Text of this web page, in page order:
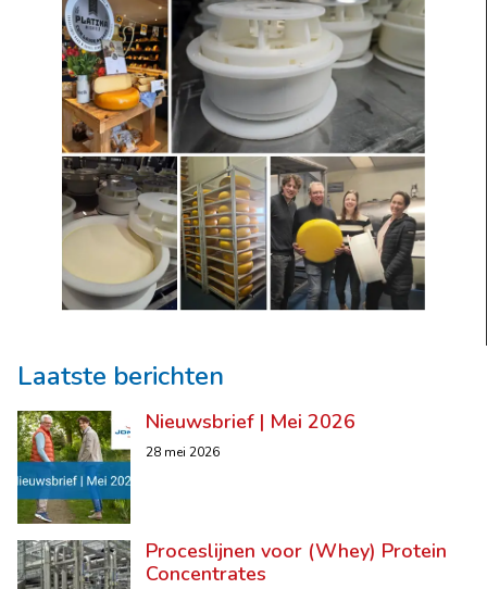
Laatste berichten
Nieuwsbrief | Mei 2026
28 mei 2026
Proceslijnen voor (Whey) Protein
Concentrates